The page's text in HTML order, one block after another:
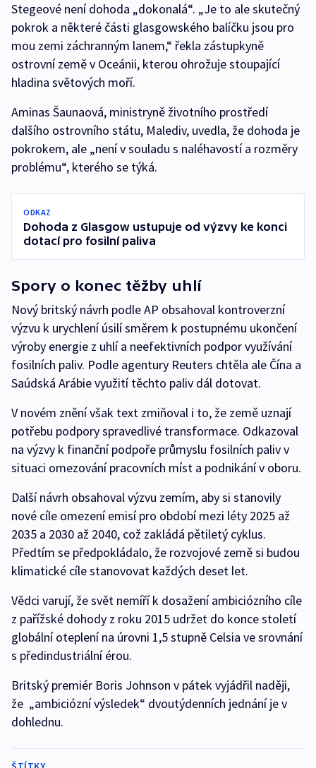
Stegeové není dohoda „dokonalá“. „Je to ale skutečný
pokrok a některé části glasgowského balíčku jsou pro
mou zemi záchranným lanem,“ řekla zástupkyně
ostrovní země v Oceánii, kterou ohrožuje stoupající
hladina světových moří.
Aminas Šaunaová, ministryně životního prostředí
dalšího ostrovního státu, Malediv, uvedla, že dohoda je
pokrokem, ale „není v souladu s naléhavostí a rozměry
problému“, kterého se týká.
ODKAZ
Dohoda z Glasgow ustupuje od výzvy ke konci
dotací pro fosilní paliva
Spory o konec těžby uhlí
Nový britský návrh podle AP obsahoval kontroverzní
výzvu k urychlení úsilí směrem k postupnému ukončení
výroby energie z uhlí a neefektivních podpor využívání
fosilních paliv. Podle agentury Reuters chtěla ale Čína a
Saúdská Arábie využití těchto paliv dál dotovat.
V novém znění však text zmiňoval i to, že země uznají
potřebu podpory spravedlivé transformace. Odkazoval
na výzvy k finanční podpoře průmyslu fosilních paliv v
situaci omezování pracovních míst a podnikání v oboru.
Další návrh obsahoval výzvu zemím, aby si stanovily
nové cíle omezení emisí pro období mezi léty 2025 až
2035 a 2030 až 2040, což zakládá pětiletý cyklus.
Předtím se předpokládalo, že rozvojové země si budou
klimatické cíle stanovovat každých deset let.
Vědci varují, že svět nemíří k dosažení ambiciózního cíle
z pařížské dohody z roku 2015 udržet do konce století
globální oteplení na úrovni 1,5 stupně Celsia ve srovnání
s předindustriální érou.
Britský premiér Boris Johnson v pátek vyjádřil naději,
že „ambiciózní výsledek“ dvoutýdenních jednání je v
dohlednu.